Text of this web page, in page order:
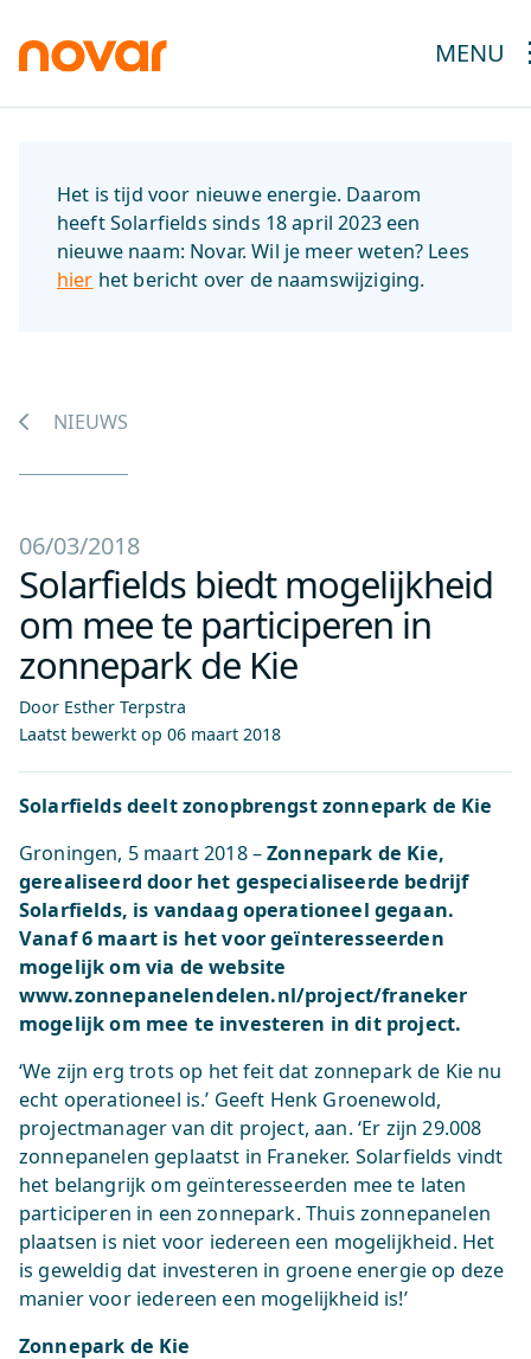
MENU
Het is tijd voor nieuwe energie. Daarom
heeft Solarfields sinds 18 april 2023 een
nieuwe naam: Novar. Wil je meer weten? Lees
hier het bericht over de naamswijziging.
NIEUWS
06/03/2018
Solarfields biedt mogelijkheid
om mee te participeren in
zonnepark de Kie
Door Esther Terpstra
Laatst bewerkt op 06 maart 2018
Solarfields deelt zonopbrengst zonnepark de Kie
Groningen, 5 maart 2018 –Zonnepark de Kie,
gerealiseerd door het gespecialiseerde bedrijf
Solarfields, is vandaag operationeel gegaan.
Vanaf 6 maart is het voor geïnteresseerden
mogelijk om via de website
www.zonnepanelendelen.nl/project/franeker
mogelijk om mee te investeren in dit project.
‘We zijn erg trots op het feit dat zonnepark de Kie nu
echt operationeel is.’ Geeft Henk Groenewold,
projectmanager van dit project, aan. ‘Er zijn 29.008
zonnepanelen geplaatst in Franeker. Solarfields vindt
het belangrijk om geïnteresseerden mee te laten
participeren in een zonnepark. Thuis zonnepanelen
plaatsen is niet voor iedereen een mogelijkheid. Het
is geweldig dat investeren in groene energie op deze
manier voor iedereen een mogelijkheid is!’
Zonnepark de Kie